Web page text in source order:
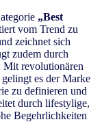
„Best
vom Trend zu
zeichnet sich
zudem durch
Mit revolutionären
es der Marke
zu definieren und
durch lifestylige,
Begehrlichkeiten